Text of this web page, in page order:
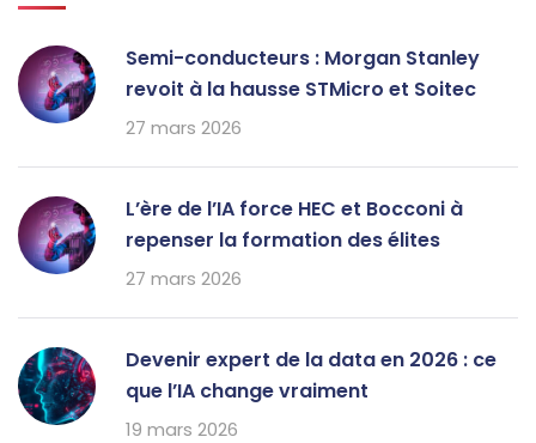
Semi-conducteurs : Morgan Stanley
revoit à la hausse STMicro et Soitec
27 mars 2026
L’ère de l’IA force HEC et Bocconi à
repenser la formation des élites
27 mars 2026
Devenir expert de la data en 2026 : ce
que l’IA change vraiment
19 mars 2026